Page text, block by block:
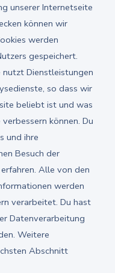
unserer Internetseite
können wir
werden
gespeichert.
nutzt Dienstleistungen
so dass wir
beliebt ist und was
können. Du
und ihre
Besuch der
Alle von den
werden
verarbeitet. Du hast
Datenverarbeitung
Weitere
Abschnitt